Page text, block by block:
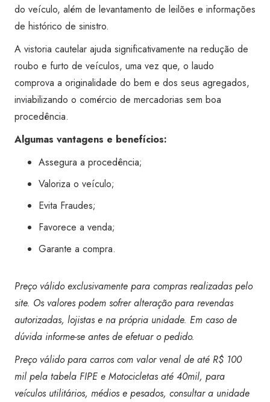
do veículo, além de levantamento de leilões e informações
de histórico de sinistro.
A vistoria cautelar ajuda significativamente na redução de
roubo e furto de veículos, uma vez que, o laudo
comprova a originalidade do bem e dos seus agregados,
inviabilizando o comércio de mercadorias sem boa
procedência.
Algumas vantagens e benefícios:
Assegura a procedência;
Valoriza o veículo;
Evita Fraudes;
Favorece a venda;
Garante a compra.
Preço válido exclusivamente para compras realizadas pelo
site. Os valores podem sofrer alteração para revendas
autorizadas, lojistas e na própria unidade. Em caso de
dúvida informe-se antes de efetuar o pedido.
Preço válido para carros com valor venal de até R$ 100
mil pela tabela FIPE e Motocicletas até 40mil, para
veículos utilitários, médios e pesados, consultar a unidade